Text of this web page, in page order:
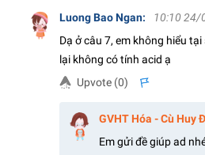
Luong Bao Ngan:
10:10 24/
Dạ ở câu 7, em không hiểu
lại không có tính acid ạ
Upvote (0)
GVHT Hóa - Cù Huy
Em gửi đề giúp ad